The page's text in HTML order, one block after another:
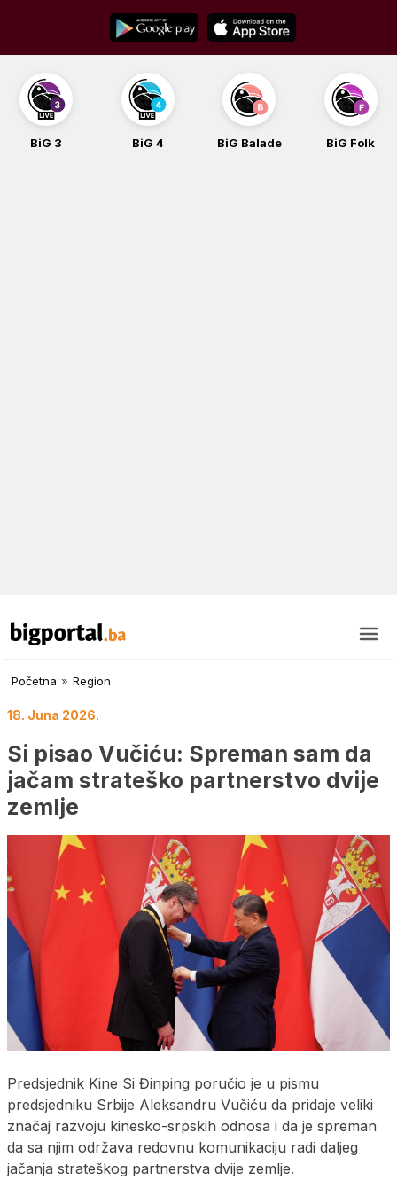
content
BiG 3 BiG 4 BiG Balade BiG Folk
Početna » Region
18. Juna 2026.
Si pisao Vučiću: Spreman sam da
jačam strateško partnerstvo dvije
zemlje
Predsjednik Kine Si Đinping poručio je u pismu
predsjedniku Srbije Aleksandru Vučiću da pridaje veliki
značaj razvoju kinesko-srpskih odnosa i da je spreman
da sa njim održava redovnu komunikaciju radi daljeg
jačanja strateškog partnerstva dvije zemlje.